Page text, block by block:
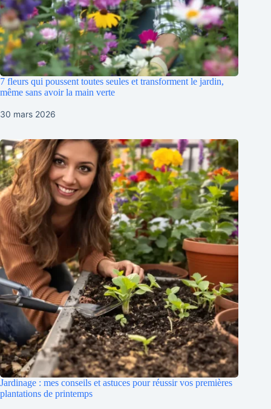
7 fleurs qui poussent toutes seules et transforment le jardin,
même sans avoir la main verte
30 mars 2026
Jardinage : mes conseils et astuces pour réussir vos premières
plantations de printemps